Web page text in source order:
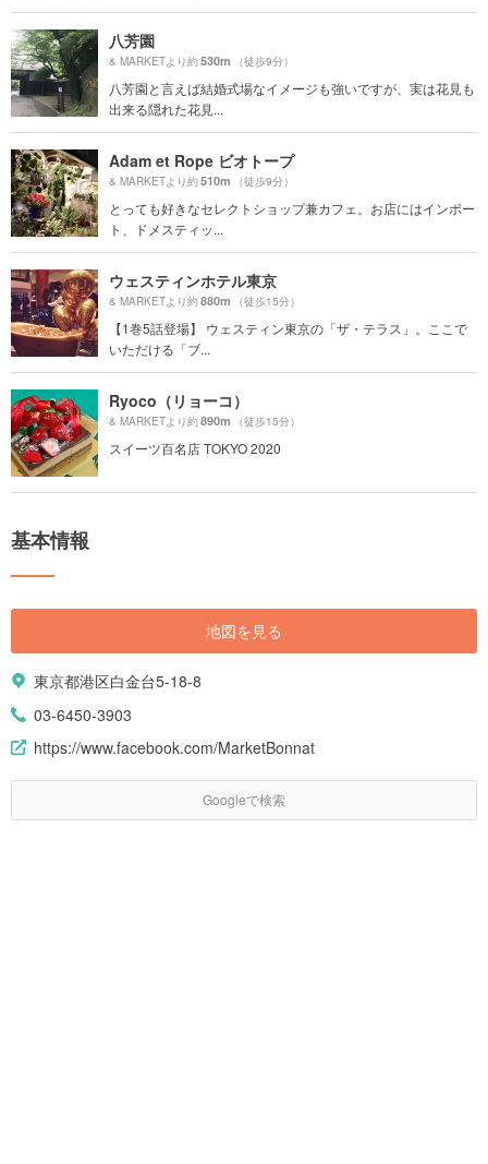
八芳園
& MARKETより約530m （徒歩9分）
八芳園と言えば結婚式場なイメージも強いですが、実は花見も
出来る隠れた花見...
Adam et Rope ビオトープ
& MARKETより約510m （徒歩9分）
とっても好きなセレクトショップ兼カフェ。お店にはインポー
ト、ドメスティッ...
ウェスティンホテル東京
& MARKETより約880m （徒歩15分）
【1巻5話登場】 ウェスティン東京の「ザ・テラス」。ここで
いただける「ブ...
Ryoco（リョーコ）
& MARKETより約890m （徒歩15分）
スイーツ百名店 TOKYO 2020
基本情報
地図を見る
東京都港区白金台5-18-8
03-6450-3903
https://www.facebook.com/MarketBonnat
Googleで検索